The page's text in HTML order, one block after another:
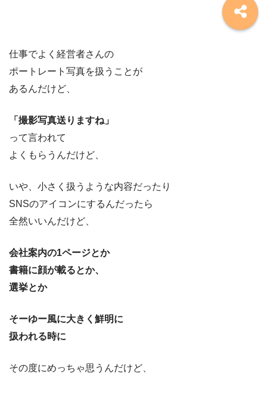
仕事でよく経営者さんの
ポートレート写真を扱うことが
あるんだけど、
「撮影写真送りますね」
って言われて
よくもらうんだけど、
いや、小さく扱うような内容だったり
SNSのアイコンにするんだったら
全然いいんだけど、
会社案内の1ページとか
書籍に顔が載るとか、
選挙とか
そーゆー風に大きく鮮明に
扱われる時に
その度にめっちゃ思うんだけど、